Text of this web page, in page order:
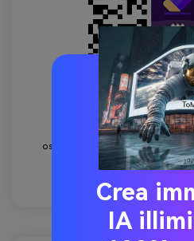
Rimuovi da foto e video
ostacolare la tua espressione
pure e
Crea
IA